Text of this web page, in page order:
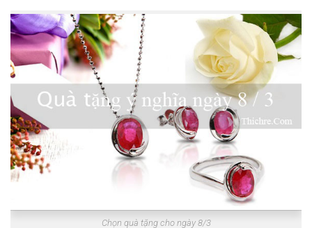
Chọn quà tặng cho ngày 8/3